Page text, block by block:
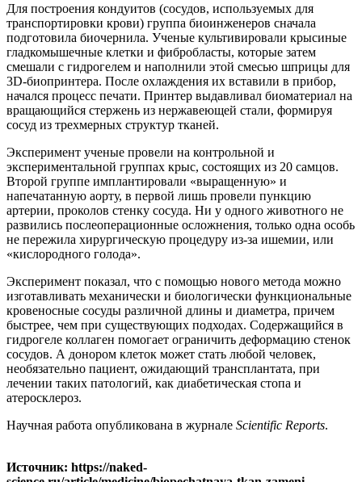
Для построения кондуитов (сосудов, используемых для
транспортировки крови) группа биоинженеров сначала
подготовила биочернила. Ученые культивировали крысиные
гладкомышечные клетки и фибробласты, которые затем
смешали с гидрогелем и наполнили этой смесью шприцы для
3D-биопринтера. После охлаждения их вставили в прибор,
начался процесс печати. Принтер выдавливал биоматериал на
вращающийся стержень из нержавеющей стали, формируя
сосуд из трехмерных структур тканей.
Эксперимент ученые провели на контрольной и
экспериментальной группах крыс, состоящих из 20 самцов.
Второй группе имплантировали «выращенную» и
напечатанную аорту, в первой лишь провели пункцию
артерии, проколов стенку сосуда. Ни у одного животного не
развились послеоперационные осложнения, только одна особь
не пережила хирургическую процедуру из-за ишемии, или
«кислородного голода».
Эксперимент показал, что с помощью нового метода можно
изготавливать механически и биологически функциональные
кровеносные сосуды различной длины и диаметра, причем
быстрее, чем при существующих подходах. Содержащийся в
гидрогеле коллаген помогает ограничить деформацию стенок
сосудов. А донором клеток может стать любой человек,
необязательно пациент, ожидающий трансплантата, при
лечении таких патологий, как диабетическая стопа и
атеросклероз.
Научная работа опубликована в журнале Scientific Reports.
Источник: https://naked-